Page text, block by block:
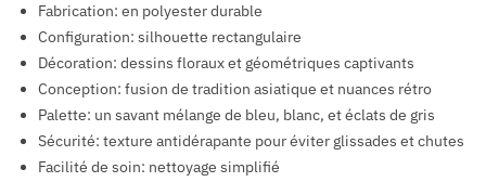
Fabrication: en polyester durable
Configuration: silhouette rectangulaire
Décoration: dessins floraux et géométriques captivants
Conception: fusion de tradition asiatique et nuances rétro
Palette: un savant mélange de bleu, blanc, et éclats de gris
Sécurité: texture antidérapante pour éviter glissades et chutes
Facilité de soin: nettoyage simplifié